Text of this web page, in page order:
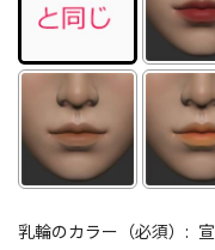
乳輪のカラー（必須）: